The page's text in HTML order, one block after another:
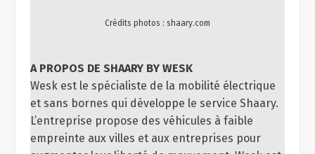
Wesk est le spécialiste de la mobilité électrique
L’entreprise propose des véhicules à faible
empreinte aux villes et aux entreprises pour
augmenter leur liberté de mouvement. Wesk est
donc à la fois un opérateur de mobilité et un
fournisseur de flottes de véhicules aux
entreprises.